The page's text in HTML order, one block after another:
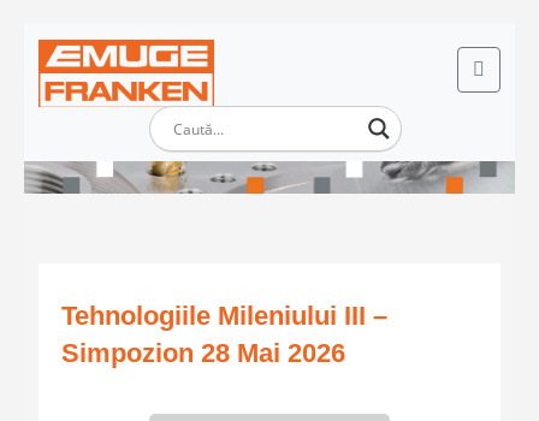
Tehnologiile Mileniului III –
Simpozion 28 Mai 2026